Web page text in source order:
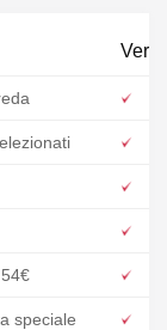
speciale